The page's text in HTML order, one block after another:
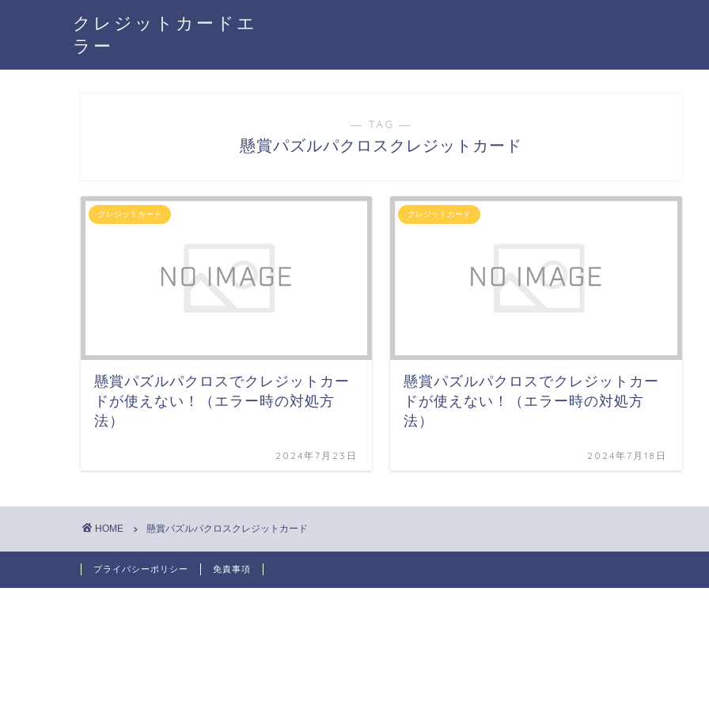
クレジットカードエ
ラー
― TAG ―
懸賞パズルパクロスクレジットカード
クレジットカード
懸賞パズルパクロスでクレジットカー
ドが使えない！（エラー時の対処方
法）
2024年7月23日
クレジットカード
懸賞パズルパクロスでクレジットカー
ドが使えない！（エラー時の対処方
法）
2024年7月18日
HOME 懸賞パズルパクロスクレジットカード
プライバシーポリシー 免責事項